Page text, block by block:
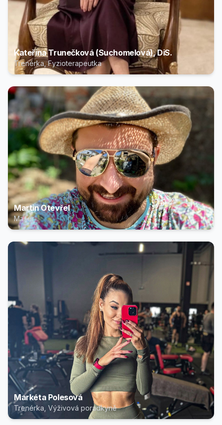
Kateřina Trunečková (Suchomelová), DiS.
Trenérka, Fyzioterapeutka
Martin Otevřel
Masér
Markéta Polesová
Trenérka, Výživová poradkyně